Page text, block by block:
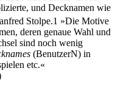
und Decknamen wie
Stolpe.1 »Die Motive
deren genaue Wahl und
sind noch wenig
(BenutzerN) in
etc.«